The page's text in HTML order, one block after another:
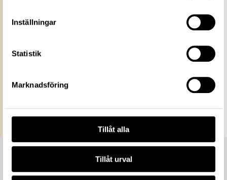
Inställningar
Statistik
Marknadsföring
Tillåt alla
Tillåt urval
https://samlingar.shm.se/media/1112614C-
All textinformation (metadata) på denna sida är fri att
använda enligt licensen CC0.
Mer information om licenser hos Statens historiska museer.